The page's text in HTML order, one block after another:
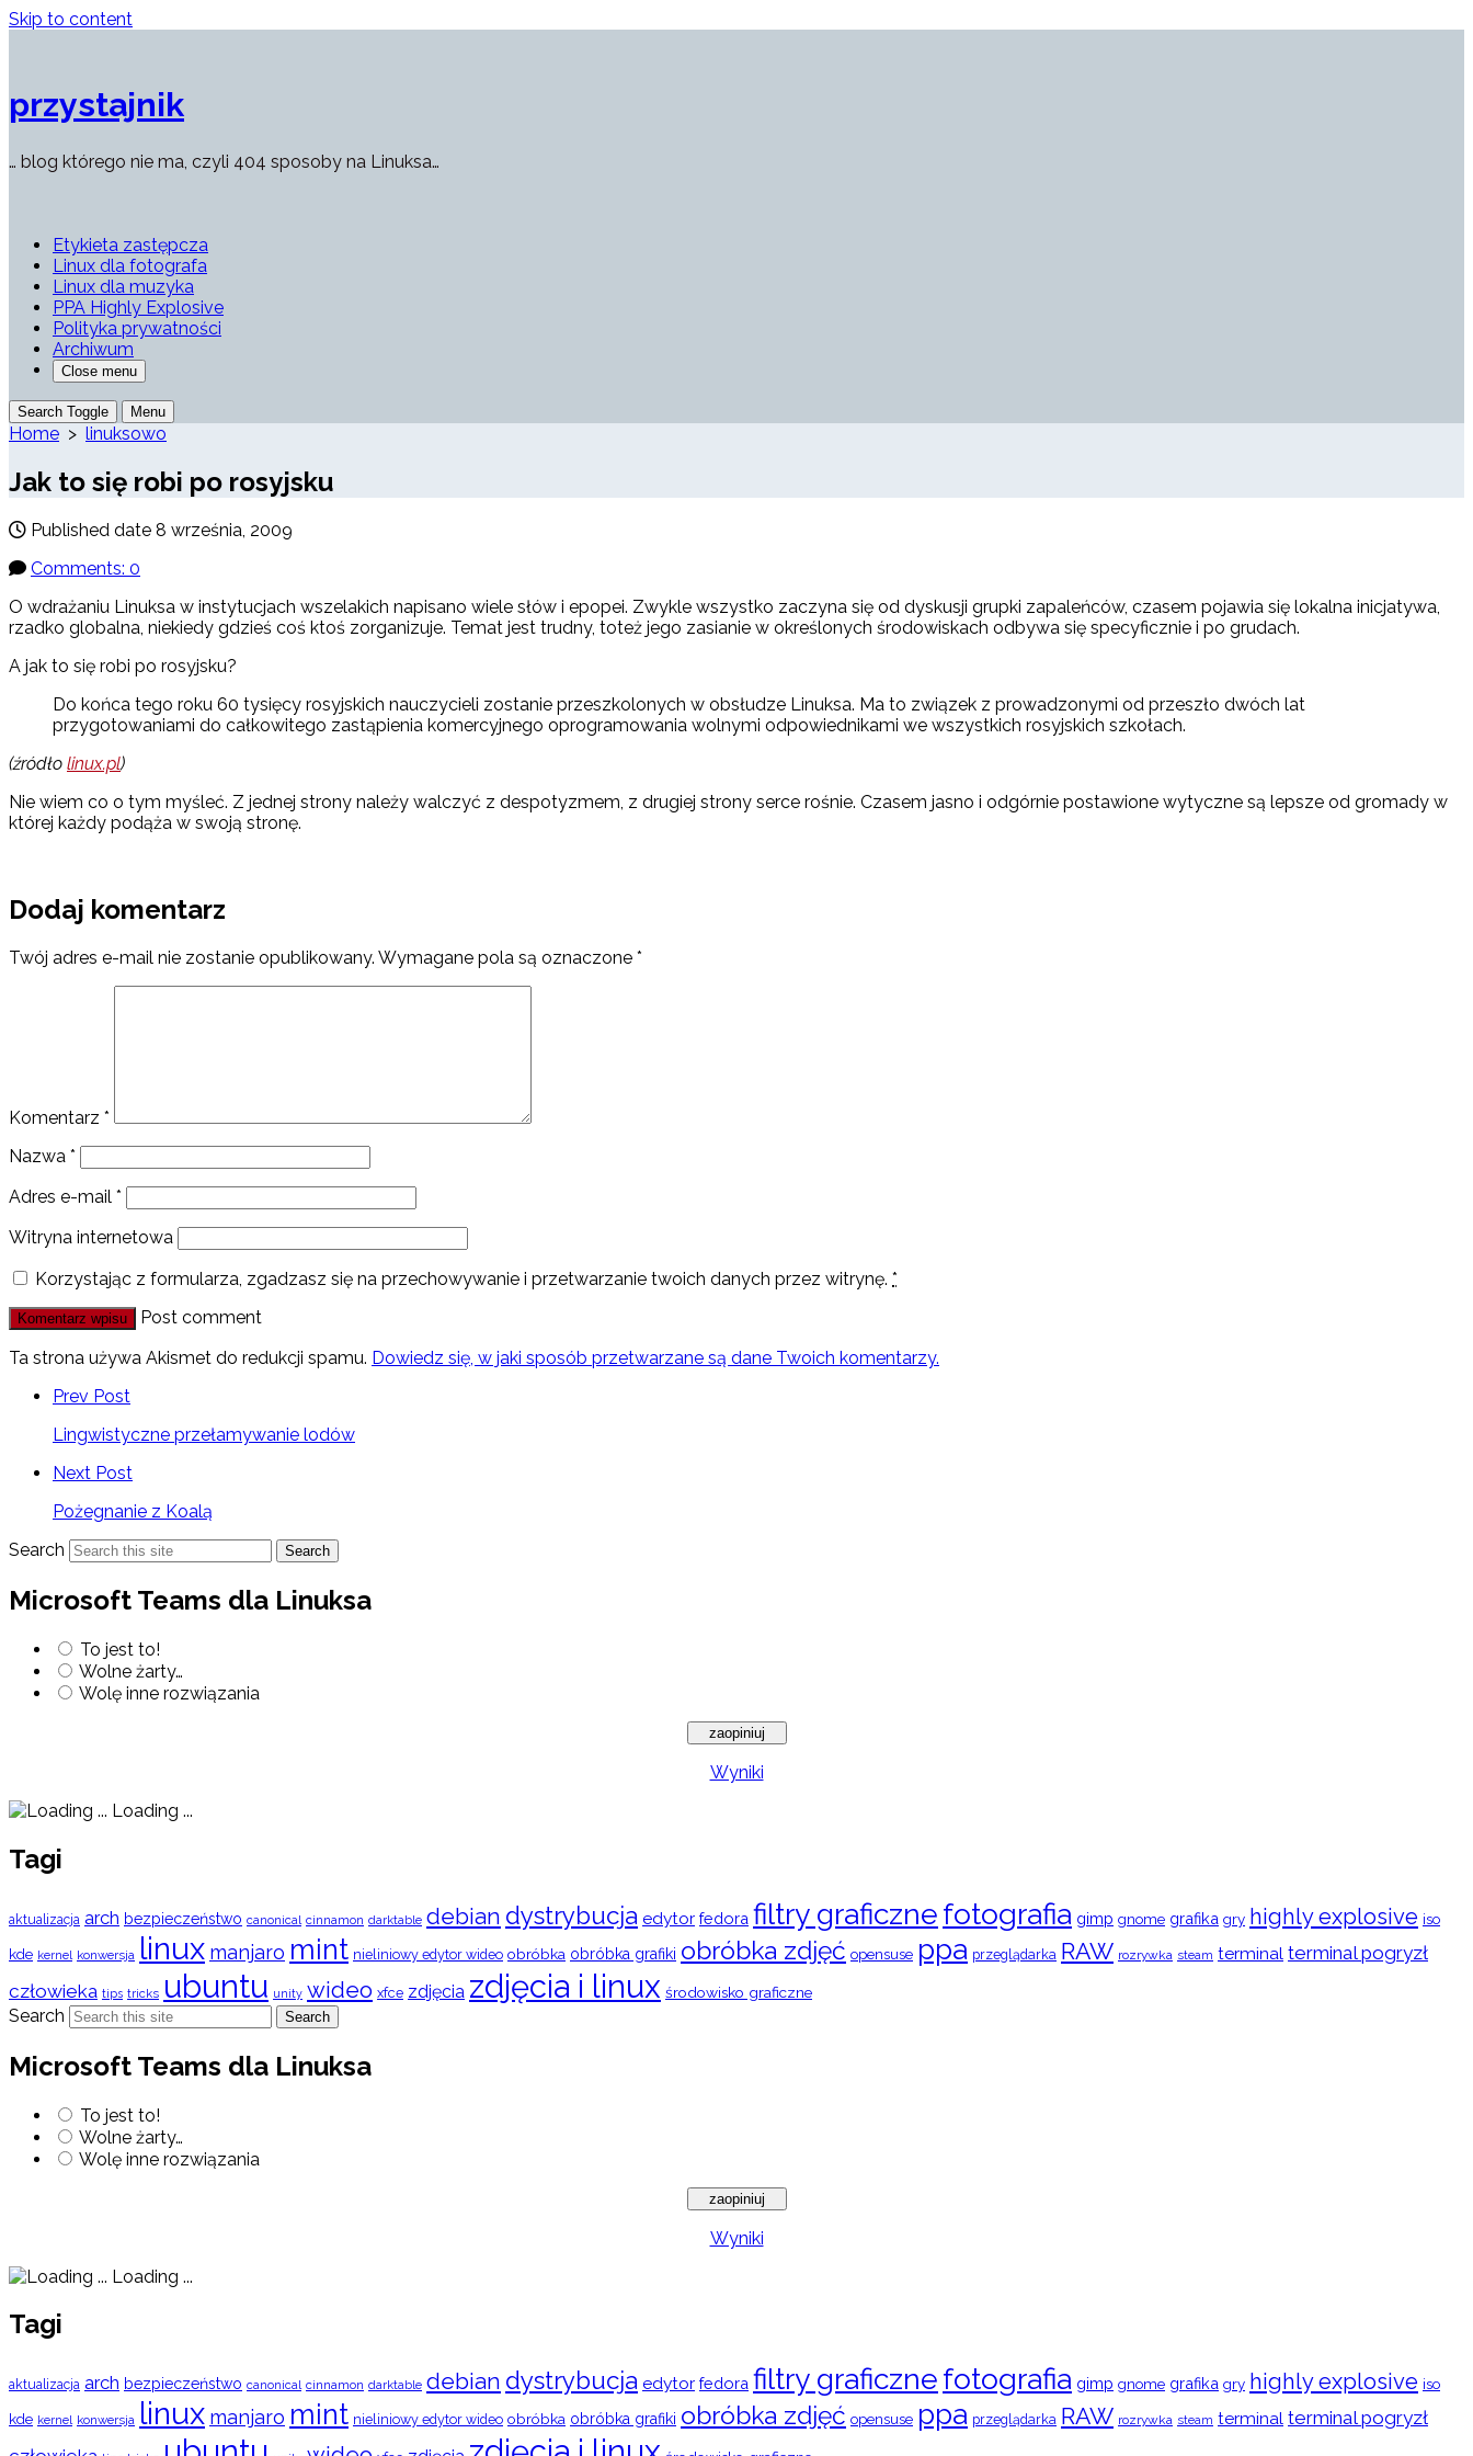
Skip to content
przystajnik
… blog którego nie ma, czyli 404 sposoby na Linuksa…
Etykieta zastępcza
Linux dla fotografa
Linux dla muzyka
PPA Highly Explosive
Polityka prywatności
Archiwum
Close menu
Search Toggle Menu
Home > linuksowo
Jak to się robi po rosyjsku
Published date 8 września, 2009
Comments: 0
O wdrażaniu Linuksa w instytucjach wszelakich napisano wiele słów i epopei. Zwykle wszystko zaczyna się od dyskusji grupki zapaleńców, czasem pojawia się lokalna inicjatywa,
rzadko globalna, niekiedy gdzieś coś ktoś zorganizuje. Temat jest trudny, toteż jego zasianie w określonych środowiskach odbywa się specyficznie i po grudach.
A jak to się robi po rosyjsku?
Do końca tego roku 60 tysięcy rosyjskich nauczycieli zostanie przeszkolonych w obsłudze Linuksa. Ma to związek z prowadzonymi od przeszło dwóch lat
przygotowaniami do całkowitego zastąpienia komercyjnego oprogramowania wolnymi odpowiednikami we wszystkich rosyjskich szkołach.
(źródło linux.pl)
Nie wiem co o tym myśleć. Z jednej strony należy walczyć z despotyzmem, z drugiej strony serce rośnie. Czasem jasno i odgórnie postawione wytyczne są lepsze od gromady w
której każdy podąża w swoją stronę.
Dodaj komentarz
Twój adres e-mail nie zostanie opublikowany. Wymagane pola są oznaczone *
Komentarz *
Nazwa *
Adres e-mail *
Witryna internetowa
Korzystając z formularza, zgadzasz się na przechowywanie i przetwarzanie twoich danych przez witrynę. *
Post comment
Ta strona używa Akismet do redukcji spamu. Dowiedz się, w jaki sposób przetwarzane są dane Twoich komentarzy.
Prev Post
Lingwistyczne przełamywanie lodów
Next Post
Pożegnanie z Koalą
Search
Search
Microsoft Teams dla Linuksa
To jest to!
Wolne żarty…
Wolę inne rozwiązania
Wyniki
Loading ...
Tagi
aktualizacja arch bezpieczeństwo canonical cinnamon darktable debian dystrybucja edytor fedora filtry graficznefotografia gimp gnome grafika gry highly explosive iso
kde kernel konwersja linux manjaro mint nieliniowy edytor wideo obróbka obróbka grafiki obróbka zdjęć opensuse ppa przeglądarka RAW rozrywka steam terminal terminal pogryzł
człowieka tips tricks ubuntu unity wideo xfce zdjęcia zdjęcia i linux środowisko graficzne
Search Search
Microsoft Teams dla Linuksa
To jest to!
Wolne żarty…
Wolę inne rozwiązania
Wyniki
Loading ...
Tagi
aktualizacja arch bezpieczeństwo canonical cinnamon darktable debian dystrybucja edytor fedora filtry graficznefotografia gimp gnome grafika gry highly explosive iso
kde kernel konwersja linux manjaro mint nieliniowy edytor wideo obróbka obróbka grafiki obróbka zdjęć opensuse ppa przeglądarka RAW rozrywka steam terminal terminal pogryzł